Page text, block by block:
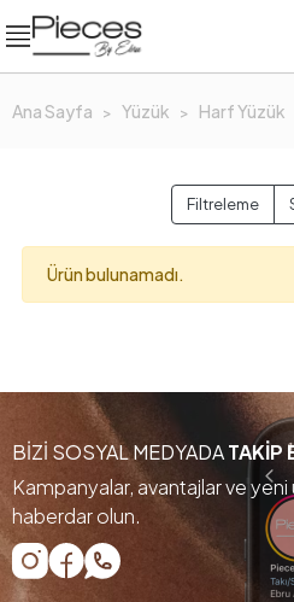
Ana Sayfa Yüzük Harf Yüzük
Filtreleme
Ürün bulunamadı.
BİZİ SOSYAL MEDYADATAKİP
Kampanyalar, avantajlar ve yeni
haberdar olun.